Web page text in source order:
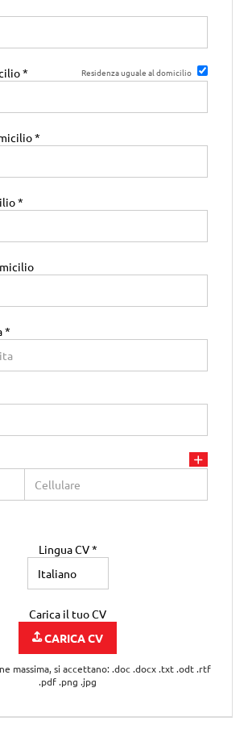
* Residenza uguale al domicilio
*
*
*
Lingua CV *
Carica il tuo CV
CARICA CV
massima, si accettano: .doc .docx .txt .odt .rtf
.pdf .png .jpg